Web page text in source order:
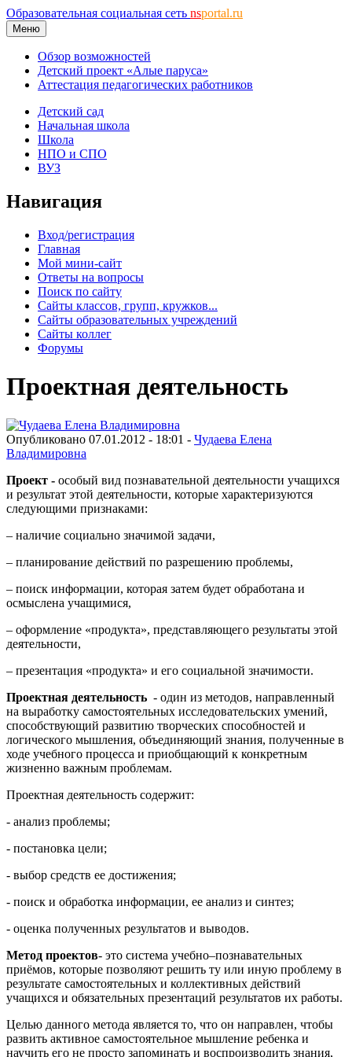
Образовательная социальная сеть nsportal.ru
Меню
Обзор возможностей
Детский проект «Алые паруса»
Аттестация педагогических работников
Детский сад
Начальная школа
Школа
НПО и СПО
ВУЗ
Навигация
Вход/регистрация
Главная
Мой мини-сайт
Ответы на вопросы
Поиск по сайту
Сайты классов, групп, кружков...
Сайты образовательных учреждений
Сайты коллег
Форумы
Проектная деятельность
Опубликовано 07.01.2012 - 18:01 - Чудаева Елена
Владимировна
Проект - особый вид познавательной деятельности учащихся
и результат этой деятельности, которые характеризуются
следующими признаками:
– наличие социально значимой задачи,
– планирование действий по разрешению проблемы,
– поиск информации, которая затем будет обработана и
осмыслена учащимися,
– оформление «продукта», представляющего результаты этой
деятельности,
– презентация «продукта» и его социальной значимости.
Проектная деятельность - один из методов, направленный
на выработку самостоятельных исследовательских умений,
способствующий развитию творческих способностей и
логического мышления, объединяющий знания, полученные в
ходе учебного процесса и приобщающий к конкретным
жизненно важным проблемам.
Проектная деятельность содержит:
- анализ проблемы;
- постановка цели;
- выбор средств ее достижения;
- поиск и обработка информации, ее анализ и синтез;
- оценка полученных результатов и выводов.
Метод проектов- это система учебно–познавательных
приёмов, которые позволяют решить ту или иную проблему в
результате самостоятельных и коллективных действий
учащихся и обязательных презентаций результатов их работы.
Целью данного метода является то, что он направлен, чтобы
развить активное самостоятельное мышление ребенка и
научить его не просто запоминать и воспроизводить знания,